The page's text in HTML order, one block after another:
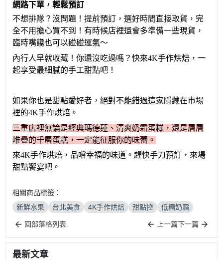
網路下單，輕鬆預訂
不想排隊？沒問題！提前預訂，選好時間直接取貨，完
全不用擔心買不到！有時候店裡還會多準備一些現貨，
臨時嘴饞也可以碰碰運氣～
內行人早就收藏！你還沒吃過嗎？快來4K手作烘焙，一
起享受最細膩的手工甜點吧！
如果你也是甜點愛好者，絕對不能錯過這家隱藏在市場
裡的4K手作烘焙 。
三重店裡無論是經典瑪德蓮 、清爽奶霜蛋糕，還是層層
堆疊的千層蛋糕， 一定能征服你的味蕾。
來4K手作烘焙，品嚐幸福的味道 。 趕快手刀預訂，來場
甜點饗宴吧。
相關商品標籤：
新鮮水果
台北美食 4K手作烘焙 甜點控 低糖奶霜
回部落格列表 上一篇下一篇
最新文章